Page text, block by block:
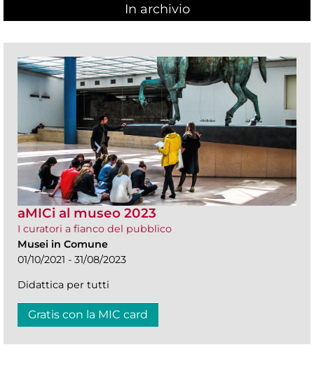
In archivio
aMICi al museo 2023
I curatori a fianco del pubblico
Musei in Comune
01/10/2021 - 31/08/2023
Didattica per tutti
Gratis con la MIC card